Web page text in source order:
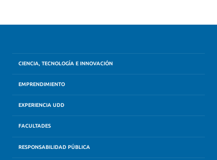
CIENCIA, TECNOLOGÍA E INNOVACIÓN
EMPRENDIMIENTO
EXPERIENCIA UDD
FACULTADES
RESPONSABILIDAD PÚBLICA